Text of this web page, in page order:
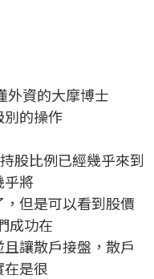
外資的大摩博士
別的操作
股比例已經幾乎來到
乎將
但是可以看到股價
成功在
讓散戶接盤，散戶
是很